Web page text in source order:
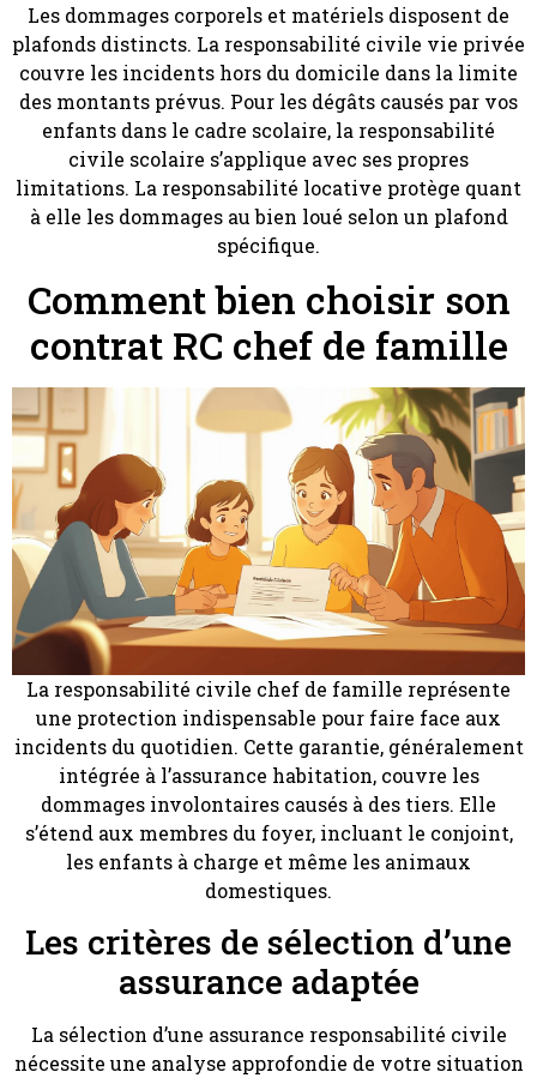
Les dommages corporels et matériels disposent de
plafonds distincts. La responsabilité civile vie privée
couvre les incidents hors du domicile dans la limite
des montants prévus. Pour les dégâts causés par vos
enfants dans le cadre scolaire, la responsabilité
civile scolaire s’applique avec ses propres
limitations. La responsabilité locative protège quant
à elle les dommages au bien loué selon un plafond
spécifique.
Comment bien choisir son
contrat RC chef de famille
La responsabilité civile chef de famille représente
une protection indispensable pour faire face aux
incidents du quotidien. Cette garantie, généralement
intégrée à l’assurance habitation, couvre les
dommages involontaires causés à des tiers. Elle
s’étend aux membres du foyer, incluant le conjoint,
les enfants à charge et même les animaux
domestiques.
Les critères de sélection d’une
assurance adaptée
La sélection d’une assurance responsabilité civile
nécessite une analyse approfondie de votre situation